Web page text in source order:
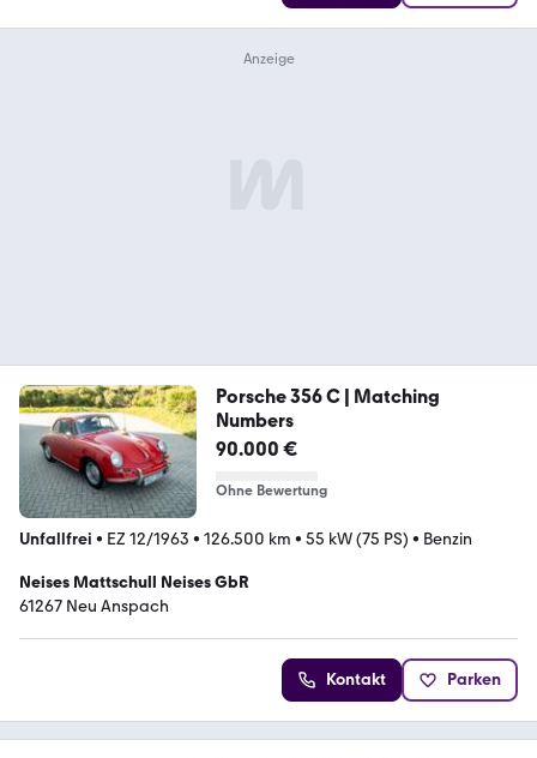
Porsche 356 C | Matching
Numbers
90.000 €
Ohne Bewertung
Unfallfrei • EZ 12/1963 • 126.500 km • 55 kW (75 PS) • Benzin
Neises Mattschull Neises GbR
61267 Neu Anspach
Kontakt Parken